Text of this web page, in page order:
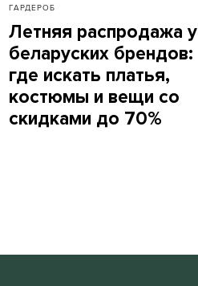
ГАРДЕРОБ
Летняя распродажа у
беларуских брендов:
где искать платья,
костюмы и вещи со
скидками до 70%